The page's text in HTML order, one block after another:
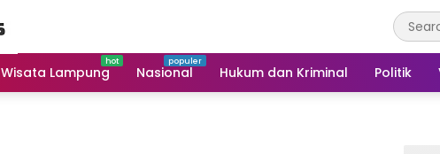
Wisata Lampung Nasional Hukum dan Kriminal Politik